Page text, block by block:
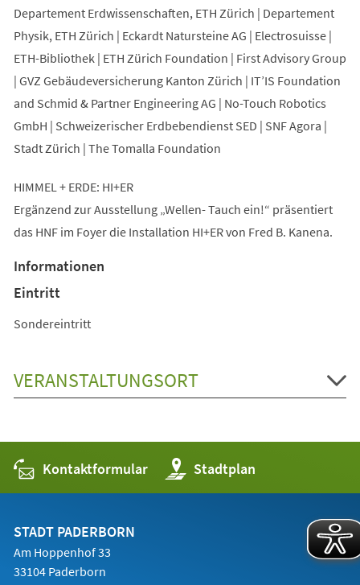
Departement Erdwissenschaften, ETH Zürich | Departement
Physik, ETH Zürich | Eckardt Natursteine AG | Electrosuisse |
ETH-Bibliothek | ETH Zürich Foundation | First Advisory Group
| GVZ Gebäudeversicherung Kanton Zürich | IT’IS Foundation
and Schmid & Partner Engineering AG | No-Touch Robotics
GmbH | Schweizerischer Erdbebendienst SED | SNF Agora |
Stadt Zürich | The Tomalla Foundation
HIMMEL + ERDE: HI+ER
Ergänzend zur Ausstellung „Wellen- Tauch ein!“ präsentiert
das HNF im Foyer die Installation HI+ER von Fred B. Kanena.
Informationen
Eintritt
Sondereintritt
VERANSTALTUNGSORT
Kontaktformular Stadtplan
(Öffnet
in
einem
STADT PADERBORN
Am Hoppenhof 33
33104 Paderborn